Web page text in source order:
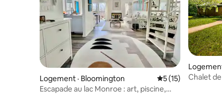
Logement · Bloomington Note moyenne de
5 (15)
Escapade au lac Monroe : art, piscine,
Chalet